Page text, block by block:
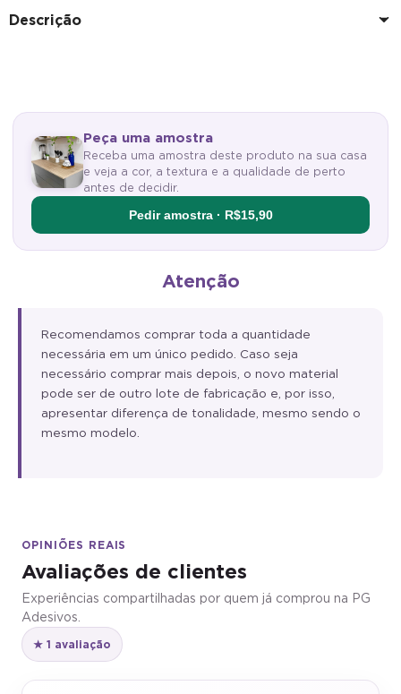
Descrição
Peça uma amostra
Receba uma amostra deste produto na sua casa
e veja a cor, a textura e a qualidade de perto
antes de decidir.
Pedir amostra · R$15,90
Atenção
Recomendamos comprar toda a quantidade
necessária em um único pedido. Caso seja
necessário comprar mais depois, o novo material
pode ser de outro lote de fabricação e, por isso,
apresentar diferença de tonalidade, mesmo sendo o
mesmo modelo.
OPINIÕES REAIS
Avaliações de clientes
Experiências compartilhadas por quem já comprou na PG
Adesivos.
★ 1 avaliação